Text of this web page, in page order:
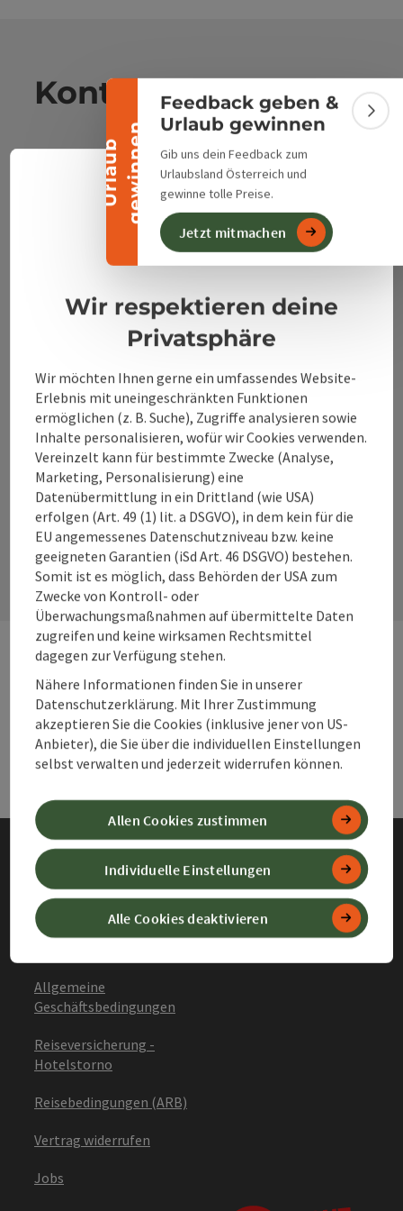
U
r
l
a
u
b
g
e
w
i
n
n
en
Banner einklappen
Feedback geben &
Urlaub gewinnen
Gib uns dein Feedback zum
Urlaubsland Österreich und
gewinne tolle Preise.
Jetzt mitmachen
Kontakt
Alpenland Tourismus GmbH
Bahnhofstraße 2
4580 Windischgarsten
info@360alpenland.com
InstagramFacebookYouTube
Kontaktformular
Webseiten
Services
Impressum
Datenschutz
Allgemeine
Geschäftsbedingungen
Reiseversicherung -
Hotelstorno
Reisebedingungen (ARB)
Vertrag widerrufen
Jobs
Datenschutzerklärung
Impressum
Wir respektieren deine
Privatsphäre
Wir möchten Ihnen gerne ein umfassendes Website-
Erlebnis mit uneingeschränkten Funktionen
ermöglichen (z. B. Suche), Zugriffe analysieren sowie
Inhalte personalisieren, wofür wir Cookies verwenden.
Vereinzelt kann für bestimmte Zwecke (Analyse,
Marketing, Personalisierung) eine
Datenübermittlung in ein Drittland (wie USA)
erfolgen (Art. 49 (1) lit. a DSGVO), in dem kein für die
EU angemessenes Datenschutzniveau bzw. keine
geeigneten Garantien (iSd Art. 46 DSGVO) bestehen.
Somit ist es möglich, dass Behörden der USA zum
Zwecke von Kontroll- oder
Überwachungsmaßnahmen auf übermittelte Daten
zugreifen und keine wirksamen Rechtsmittel
dagegen zur Verfügung stehen.
Nähere Informationen finden Sie in unserer
Datenschutzerklärung. Mit Ihrer Zustimmung
akzeptieren Sie die Cookies (inklusive jener von US-
Anbieter), die Sie über die individuellen Einstellungen
selbst verwalten und jederzeit widerrufen können.
Alle Cookies deaktivieren
Individuelle Einstellungen
Allen Cookies zustimmen